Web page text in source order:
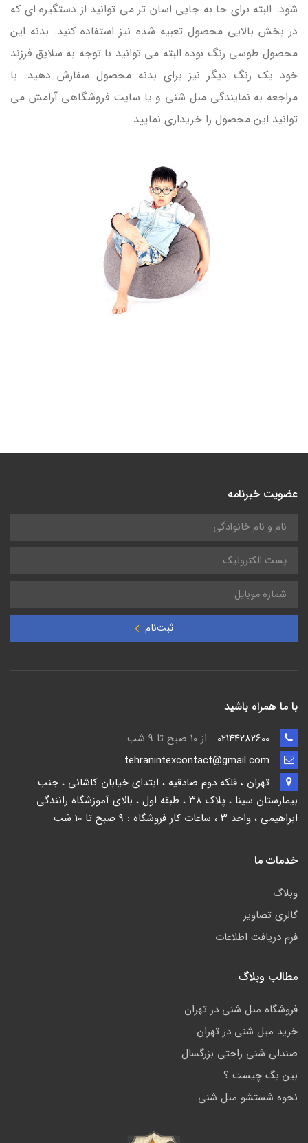
شود. البته برای جا به جایی اسان تر می توانید از دستگیره ای که
در بخش بالایی محصول تعبیه شده نیز استفاده کنید. بدنه این
محصول طوسی رنگ بوده البته می توانید با توجه به سلایق فرزند
خود یک رنگ دیگر نیز برای بدنه محصول سفارش دهید. با
مراجعه به نمایندگی مبل شنی و یا سایت فروشگاهی آرامش می
توانید این محصول را خریداری نمایید.
عضویت خبرنامه
ثبت‌نام
با ما همراه باشید
از ۱۰ صبح تا 9 شب
تهران ، فلکه دوم صادقیه ، ابتدای خیابان کاشانی ، جنب
بیمارستان سینا ، پلاک ۳۸ ، طبقه اول ، بالای آموزشگاه رانندگی
ابراهیمی ، واحد ۳ ، ساعات کار فروشگاه : 9 صبح تا 10 شب
خدمات ما
وبلاگ
گالری تصاویر
فرم دریافت اطلاعات
مطالب وبلاگ
فروشگاه مبل شنی در تهران
خرید مبل شنی در تهران
صندلی شنی راحتی بزرگسال
بین بگ چیست ؟
نحوه شستشو مبل شنی